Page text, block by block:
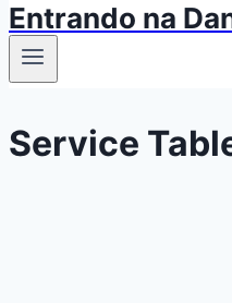
Entrando na
Service